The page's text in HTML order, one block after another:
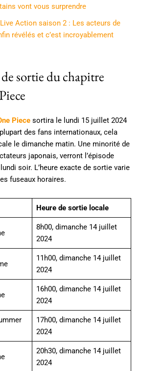
vont vous surprendre
Action saison 2 : Les acteurs de
révélés et c’est incroyablement
sortie du chapitre
Piece sortira le lundi 15 juillet 2024
des fans internationaux, cela
le dimanche matin. Une minorité de
japonais, verront l’épisode
soir. L’heure exacte de sortie varie
fuseaux horaires.
Heure de sortie locale
8h00, dimanche 14 juillet
2024
11h00, dimanche 14 juillet
2024
16h00, dimanche 14 juillet
2024
17h00, dimanche 14 juillet
2024
20h30, dimanche 14 juillet
2024